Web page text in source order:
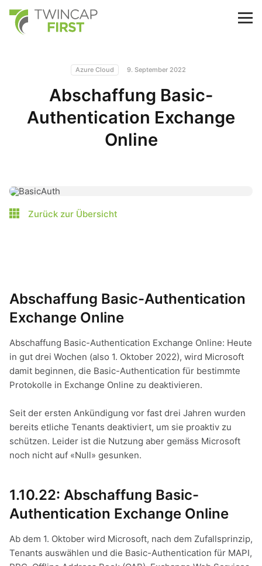
main
content
TwinCap First
Azure Cloud 9. September 2022
Abschaffung Basic-
Authentication Exchange
Online
Zurück zur Übersicht
Abschaffung Basic-Authentication
Exchange Online
Abschaffung Basic-Authentication Exchange Online: Heute
in gut drei Wochen (also 1. Oktober 2022), wird Microsoft
damit beginnen, die Basic-Authentication für bestimmte
Protokolle in Exchange Online zu deaktivieren.
Seit der ersten Ankündigung vor fast drei Jahren wurden
bereits etliche Tenants deaktiviert, um sie proaktiv zu
schützen. Leider ist die Nutzung aber gemäss Microsoft
noch nicht auf «Null» gesunken.
1.10.22: Abschaffung Basic-
Authentication Exchange Online
Ab dem 1. Oktober wird Microsoft, nach dem Zufallsprinzip,
Tenants auswählen und die Basic-Authentication für MAPI,